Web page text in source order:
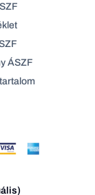
ÁSZF